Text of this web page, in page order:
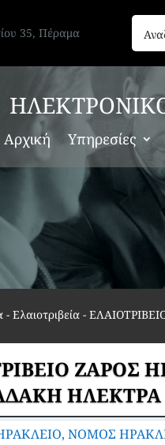
35, Πέραμα
Αρχική Υπηρεσίες
- Ελαιοτριβεία -
ΖΑΡΟΣ
ΝΟΜΟΣ